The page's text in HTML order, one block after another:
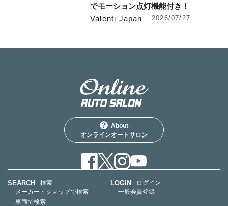
でモーション点灯機能付き！
Valenti Japan
2026/07/27
About
オンラインオートサロン
SEARCH
検索
— メーカー・ショップで検索
— 車両で検索
LOGIN
ログイン
— 一般会員登録